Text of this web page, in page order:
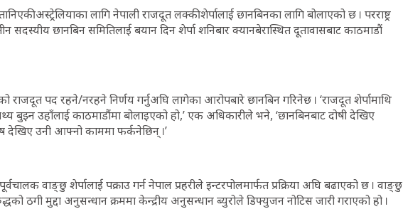
अस्ट्रेलियाका लागि नेपाली राजदूत लक्की शेर्पालाई छानबिनका लागि बोलाएको छ । परराष्ट्र
सदस्यीय छानबिन समितिलाई बयान दिन शेर्पा शनिबार क्यानबेरास्थित दूतावासबाट काठमाडौं
राजदूत पद रहने/नरहने निर्णय गर्नुअघि लागेका आरोपबारे छानबिन गरिनेछ । ‘राजदूत शेर्पामाथि
बुझ्न उहाँलाई काठमाडौंमा बोलाइएको हो,’ एक अधिकारीले भने, ‘छानबिनबाट दोषी देखिए
देखिए उनी आफ्नो काममा फर्कनेछिन् ।’
वाङ्छु शेर्पालाई पक्राउ गर्न नेपाल प्रहरीले इन्टरपोलमार्फत प्रक्रिया अघि बढाएको छ । वाङ्छु
ठगी मुद्दा अनुसन्धान क्रममा केन्द्रीय अनुसन्धान ब्युरोले डिफ्युजन नोटिस जारी गराएको हो ।